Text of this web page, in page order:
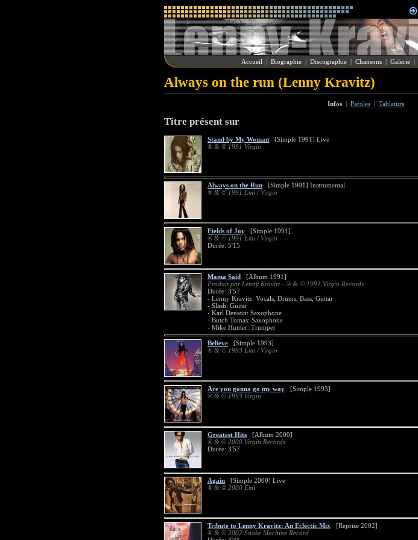
Accueil | Biographie | Discographie | Chansons | Galerie |
Always on the run (Lenny Kravitz)
Infos | Paroles | Tablature
Titre présent sur
Stand by My Woman [Simple 1991] Live
® & © 1991 Virgin
Always on the Run [Simple 1991] Instrumental
® & © 1991 Emi / Virgin
Fields of Joy [Simple 1991]
® & © 1991 Emi / Virgin
Durée: 5'15
Mama Said
[Album 1991]
Produit par Lenny Kravitz - ® & © 1991 Virgin Records
Durée: 3'57
- Lenny Kravitz: Vocals, Drums, Bass, Guitar
- Slash: Guitar
- Karl Denson: Saxophone
- Butch Tomas: Saxophone
- Mike Hunter: Trumpet
Believe [Simple 1993]
® & © 1993 Emi / Virgin
Are you gonna go my way [Simple 1993]
® & © 1993 Virgin
Greatest Hits [Album 2000]
® & © 2000 Virgin Records
Durée: 3'57
Again [Simple 2000] Live
® & © 2000 Emi
Tribute to Lenny Kravitz: An Eclectic Mix [Reprise 2002]
® & © 2002 Snake Machine Record